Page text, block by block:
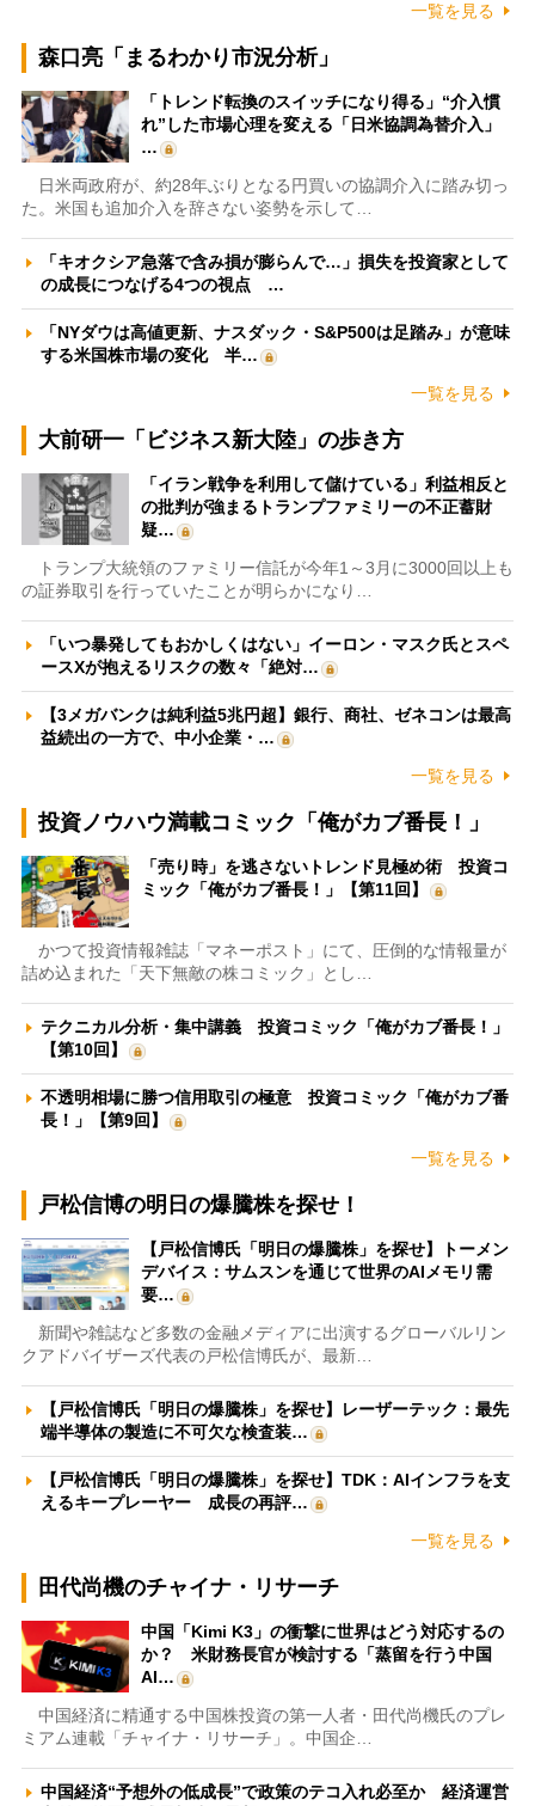
一覧を見る
森口亮「まるわかり市況分析」
「トレンド転換のスイッチになり得る」“介入慣
れ”した市場心理を変える「日米協調為替介入」
…
日米両政府が、約28年ぶりとなる円買いの協調介入に踏み切っ
た。米国も追加介入を辞さない姿勢を示して…
「キオクシア急落で含み損が膨らんで…」損失を投資家として
の成長につなげる4つの視点 …
「NYダウは高値更新、ナスダック・S&P500は足踏み」が意味
する米国株市場の変化 半…
一覧を見る
大前研一「ビジネス新大陸」の歩き方
「イラン戦争を利用して儲けている」利益相反と
の批判が強まるトランプファミリーの不正蓄財
疑…
トランプ大統領のファミリー信託が今年1～3月に3000回以上も
の証券取引を行っていたことが明らかになり…
「いつ暴発してもおかしくはない」イーロン・マスク氏とスペ
ースXが抱えるリスクの数々「絶対…
【3メガバンクは純利益5兆円超】銀行、商社、ゼネコンは最高
益続出の一方で、中小企業・…
一覧を見る
投資ノウハウ満載コミック「俺がカブ番長！」
「売り時」を逃さないトレンド見極め術 投資コ
ミック「俺がカブ番長！」【第11回】
かつて投資情報雑誌「マネーポスト」にて、圧倒的な情報量が
詰め込まれた「天下無敵の株コミック」とし…
テクニカル分析・集中講義 投資コミック「俺がカブ番長！」
【第10回】
不透明相場に勝つ信用取引の極意 投資コミック「俺がカブ番
長！」【第9回】
一覧を見る
戸松信博の明日の爆騰株を探せ！
【戸松信博氏「明日の爆騰株」を探せ】トーメン
デバイス：サムスンを通じて世界のAIメモリ需
要…
新聞や雑誌など多数の金融メディアに出演するグローバルリン
クアドバイザーズ代表の戸松信博氏が、最新…
【戸松信博氏「明日の爆騰株」を探せ】レーザーテック：最先
端半導体の製造に不可欠な検査装…
【戸松信博氏「明日の爆騰株」を探せ】TDK：AIインフラを支
えるキープレーヤー 成長の再評…
一覧を見る
田代尚機のチャイナ・リサーチ
中国「Kimi K3」の衝撃に世界はどう対応するの
か？ 米財務長官が検討する「蒸留を行う中国
AI…
中国経済に精通する中国株投資の第一人者・田代尚機氏のプレ
ミアム連載「チャイナ・リサーチ」。中国企…
中国経済“予想外の低成長”で政策のテコ入れ必至か 経済運営